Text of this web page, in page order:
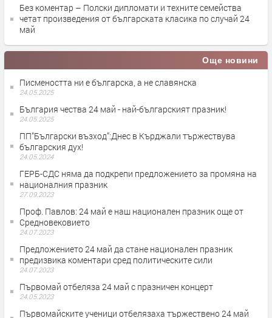
Без коментар – Полски дипломати и техните семейства
четат произведения от българската класика по случай 24
май
Още новини
Писмеността ни е българска, а не славянска
24.05.2025
България чества 24 май - най-българският празник!
24.05.2025
ПП”Български възход”:Днес в Кърджали тържествува
българския дух!
24.05.2024
ГЕРБ-СДС няма да подкрепи предложението за промяна на
националния празник
27.09.2023
Проф. Павлов: 24 май е наш национален празник още от
Средновековието
24.07.2023
Предложението 24 май да стане национален празник
предизвика коментари сред политическите сили
24.07.2023
Първомай отбеляза 24 май с празничен концерт
24.05.2023
Първомайските ученици отбелязаха тържествено 24 май